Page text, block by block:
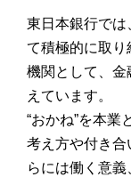
東日本銀行では
て積極的に取り
機関として、
えています。
“おかね”を本業
考え方や付き合
らには働く意義